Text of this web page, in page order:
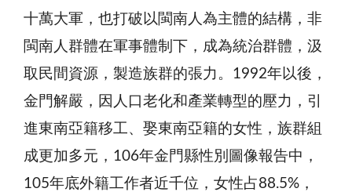
十萬大軍，也打破以閩南人為主體的結構，非
閩南人群體在軍事體制下，成為統治群體，汲
取民間資源，製造族群的張力。1992年以後，
金門解嚴，因人口老化和產業轉型的壓力，引
進東南亞籍移工、娶東南亞籍的女性，族群組
成更加多元，106年金門縣性別圖像報告中，
105年底外籍工作者近千位，女性占88.5%，